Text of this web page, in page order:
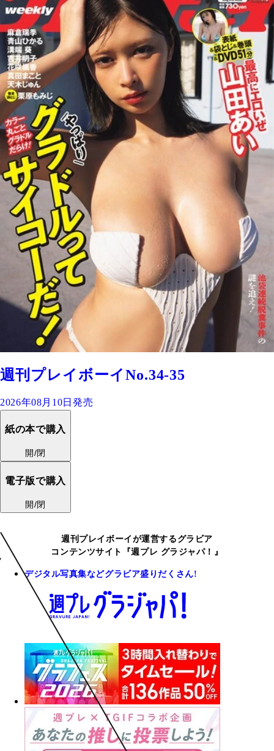
週刊プレイボーイNo.34-35
2026年08月10日発売
紙の本で購入
開/閉
電子版で購入
開/閉
週刊プレイボーイが運営するグラビア
コンテンツサイト『週プレ グラジャパ！』
デジタル写真集などグラビア盛りだくさん!